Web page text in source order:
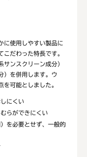
に使用しやすい製品に
だわった特長です。
サンスクリーン成分）
）を併用します。ウ
を可能としました。
にくい
らができにくい
を必要とせず、一般的